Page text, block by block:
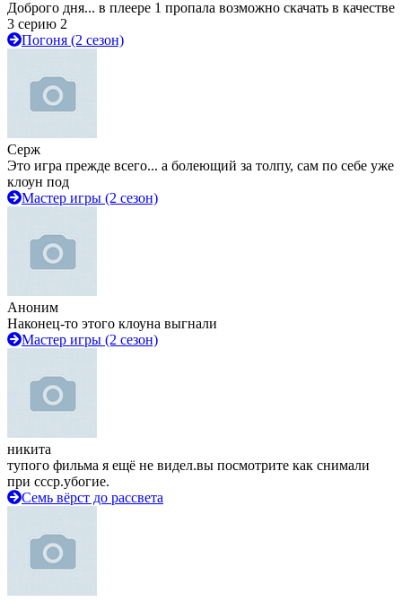
Доброго дня... в плеере 1 пропала возможно скачать в качестве
3 серию 2
Погоня (2 сезон)
Серж
Это игра прежде всего... а болеющий за толпу, сам по себе уже
клоун под
Мастер игры (2 сезон)
Аноним
Наконец-то этого клоуна выгнали
Мастер игры (2 сезон)
никита
тупого фильма я ещё не видел.вы посмотрите как снимали
при ссср.убогие.
Семь вёрст до рассвета